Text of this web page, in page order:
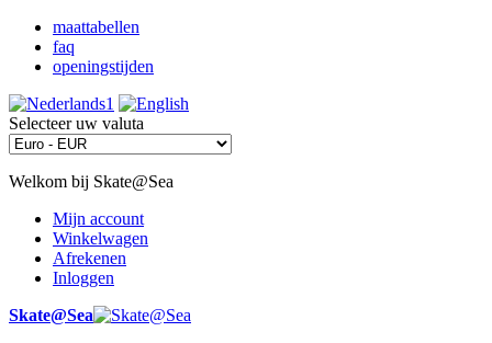
maattabellen
faq
openingstijden
Selecteer uw valuta
Welkom bij Skate@Sea
Mijn account
Winkelwagen
Afrekenen
Inloggen
Skate@Sea